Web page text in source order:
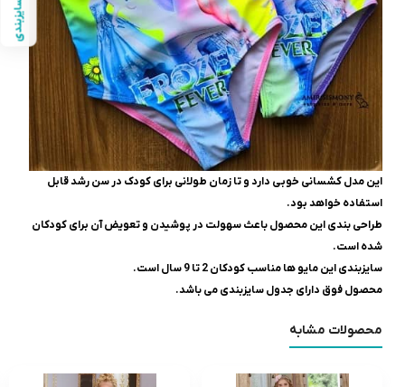
سایزبندی
این مدل کشسانی خوبی دارد و تا زمان طولانی برای کودک در سن رشد قابل
استفاده خواهد بود.
طراحی بندی این محصول باعث سهولت در پوشیدن و تعویض آن برای کودکان
شده است.
سایزبندی این مایو ها مناسب کودکان 2 تا 9 سال است.
محصول فوق دارای جدول سایزبندی می باشد.
محصولات مشابه